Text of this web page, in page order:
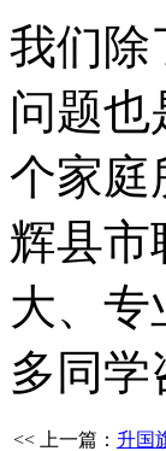
我们除
问题也
个家庭
辉县市
大、专
多同学
<< 上一篇： 升国